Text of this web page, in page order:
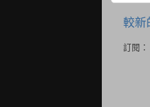
較新
訂閱：